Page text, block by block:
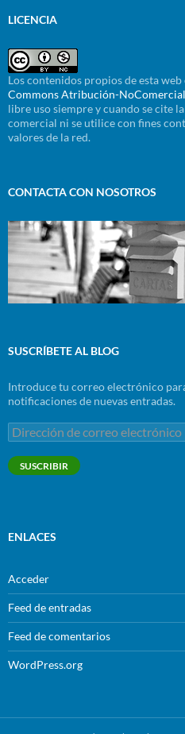
LICENCIA
Los contenidos propios de esta web
Commons Atribución-
libre uso siempre y cuando se cite
comercial ni se utilice con fines
valores de la red.
CONTACTA CON NOSOTROS
SUSCRÍBETE AL BLOG
Introduce tu correo electrónico
notificaciones de nuevas entradas.
Dirección
de
correo
electrónico
SUSCRIBIR
ENLACES
Acceder
Feed de entradas
Feed de comentarios
WordPress.org